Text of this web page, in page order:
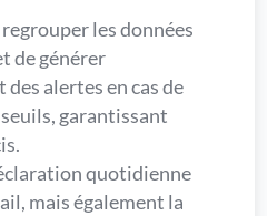
les données
de générer
alertes en cas de
garantissant
quotidienne
mais également la